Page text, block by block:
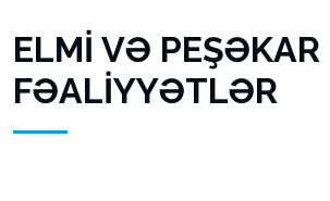
ELMİ VƏ PEŞƏKAR
FƏALİYYƏTLƏR